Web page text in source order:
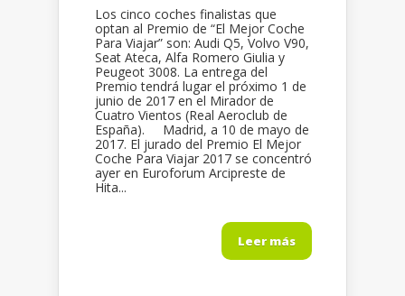
Los cinco coches finalistas que
optan al Premio de “El Mejor Coche
Para Viajar” son: Audi Q5, Volvo V90,
Seat Ateca, Alfa Romero Giulia y
Peugeot 3008. La entrega del
Premio tendrá lugar el próximo 1 de
junio de 2017 en el Mirador de
Cuatro Vientos (Real Aeroclub de
España). Madrid, a 10 de mayo de
2017. El jurado del Premio El Mejor
Coche Para Viajar 2017 se concentró
ayer en Euroforum Arcipreste de
Hita...
Leer más